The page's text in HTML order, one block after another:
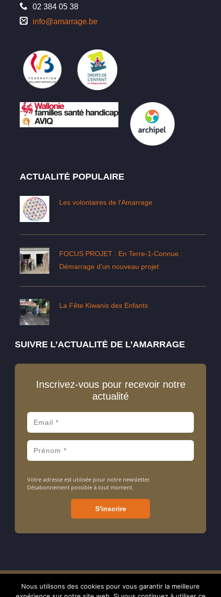
02 384 05 38
info@amarrage.be
ACTUALITÉ POPULAIRE
Les volontaires de l’Amarrage
FOCUS PROJET : En Terre-1-Connue :
Démarrage d’un nouveau projet
La Fête Kiwanis des Enfants
SUIVRE L’ACTUALITÉ DE L’AMARRAGE
Inscrivez-vous pour recevoir notre
actualité
Votre adresse est utilisée pour notre newsletter.
Désabonnement possible à tout moment.
Amarrage ASBL - Association sans but lucratif - N° d'entreprise : 413
Nous utilisons des cookies pour vous garantir la meilleure